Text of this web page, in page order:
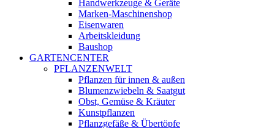
Handwerkzeuge & Geräte
Marken-Maschinenshop
Eisenwaren
Arbeitskleidung
Baushop
GARTENCENTER
PFLANZENWELT
Pflanzen für innen & außen
Blumenzwiebeln & Saatgut
Obst, Gemüse & Kräuter
Kunstpflanzen
Pflanzgefäße & Übertöpfe